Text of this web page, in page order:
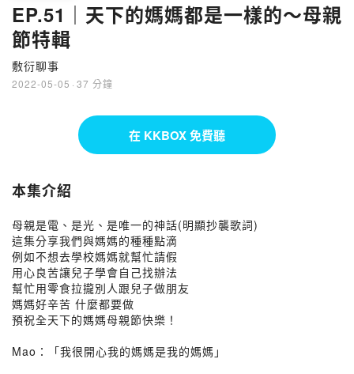
EP.51｜天下的媽媽都是一樣的～母親
節特輯
敷衍聊事
2022-05-05 · 37 分鐘
在 KKBOX 免費聽
本集介紹
母親是電、是光、是唯一的神話(明顯抄襲歌詞)
這集分享我們與媽媽的種種點滴
例如不想去學校媽媽就幫忙請假
用心良苦讓兒子學會自己找辦法
幫忙用零食拉攏別人跟兒子做朋友
媽媽好辛苦 什麼都要做
預祝全天下的媽媽母親節快樂！
Mao：「我很開心我的媽媽是我的媽媽」